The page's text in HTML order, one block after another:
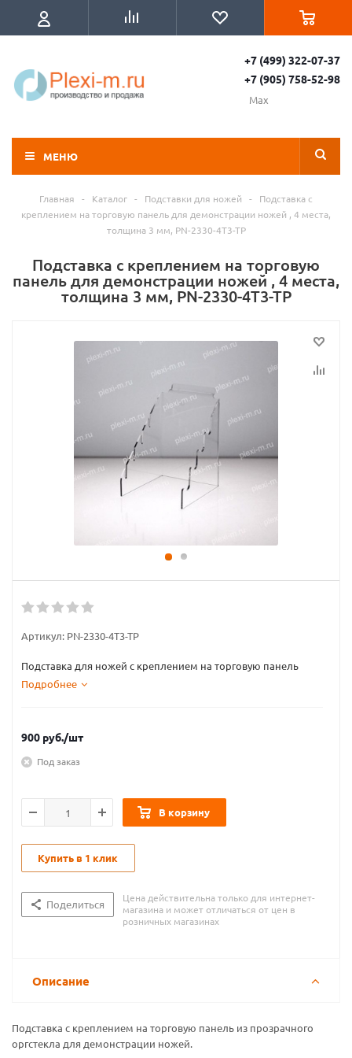
+7 (499) 322-07-37
+7 (905) 758-52-98
Max
МЕНЮ
Главная - Каталог - Подставки для ножей -
Подставка с
креплением на торговую панель для демонстрации ножей , 4 места,
толщина 3 мм, PN-2330-4T3-TP
Подставка с креплением на торговую
панель для демонстрации ножей , 4 места,
толщина 3 мм, PN-2330-4T3-TP
Артикул: PN-2330-4T3-TP
Подставка для ножей с креплением на торговую панель
Подробнее
900 руб./шт
Под заказ
В корзину
Купить в 1 клик
Поделиться
Цена действительна только для интернет-
магазина и может отличаться от цен в
розничных магазинах
Описание
Подставка с креплением на торговую панель из прозрачного
оргстекла для демонстрации ножей.